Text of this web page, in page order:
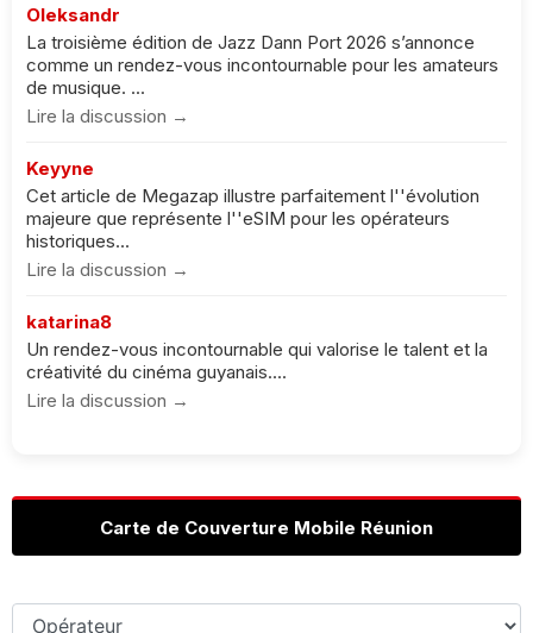
Oleksandr
La troisième édition de Jazz Dann Port 2026 s’annonce
comme un rendez-vous incontournable pour les amateurs
de musique. ...
Lire la discussion →
Keyyne
Cet article de Megazap illustre parfaitement l''évolution
majeure que représente l''eSIM pour les opérateurs
historiques...
Lire la discussion →
katarina8
Un rendez-vous incontournable qui valorise le talent et la
créativité du cinéma guyanais....
Lire la discussion →
Carte de Couverture Mobile Réunion